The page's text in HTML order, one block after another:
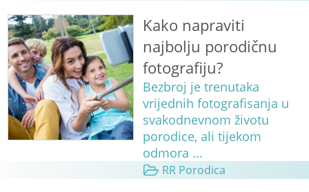
Kako napraviti
najbolju porodičnu
fotografiju?
Bezbroj je trenutaka
vrijednih fotografisanja u
svakodnevnom životu
porodice, ali tijekom
odmora ...
RR Porodica